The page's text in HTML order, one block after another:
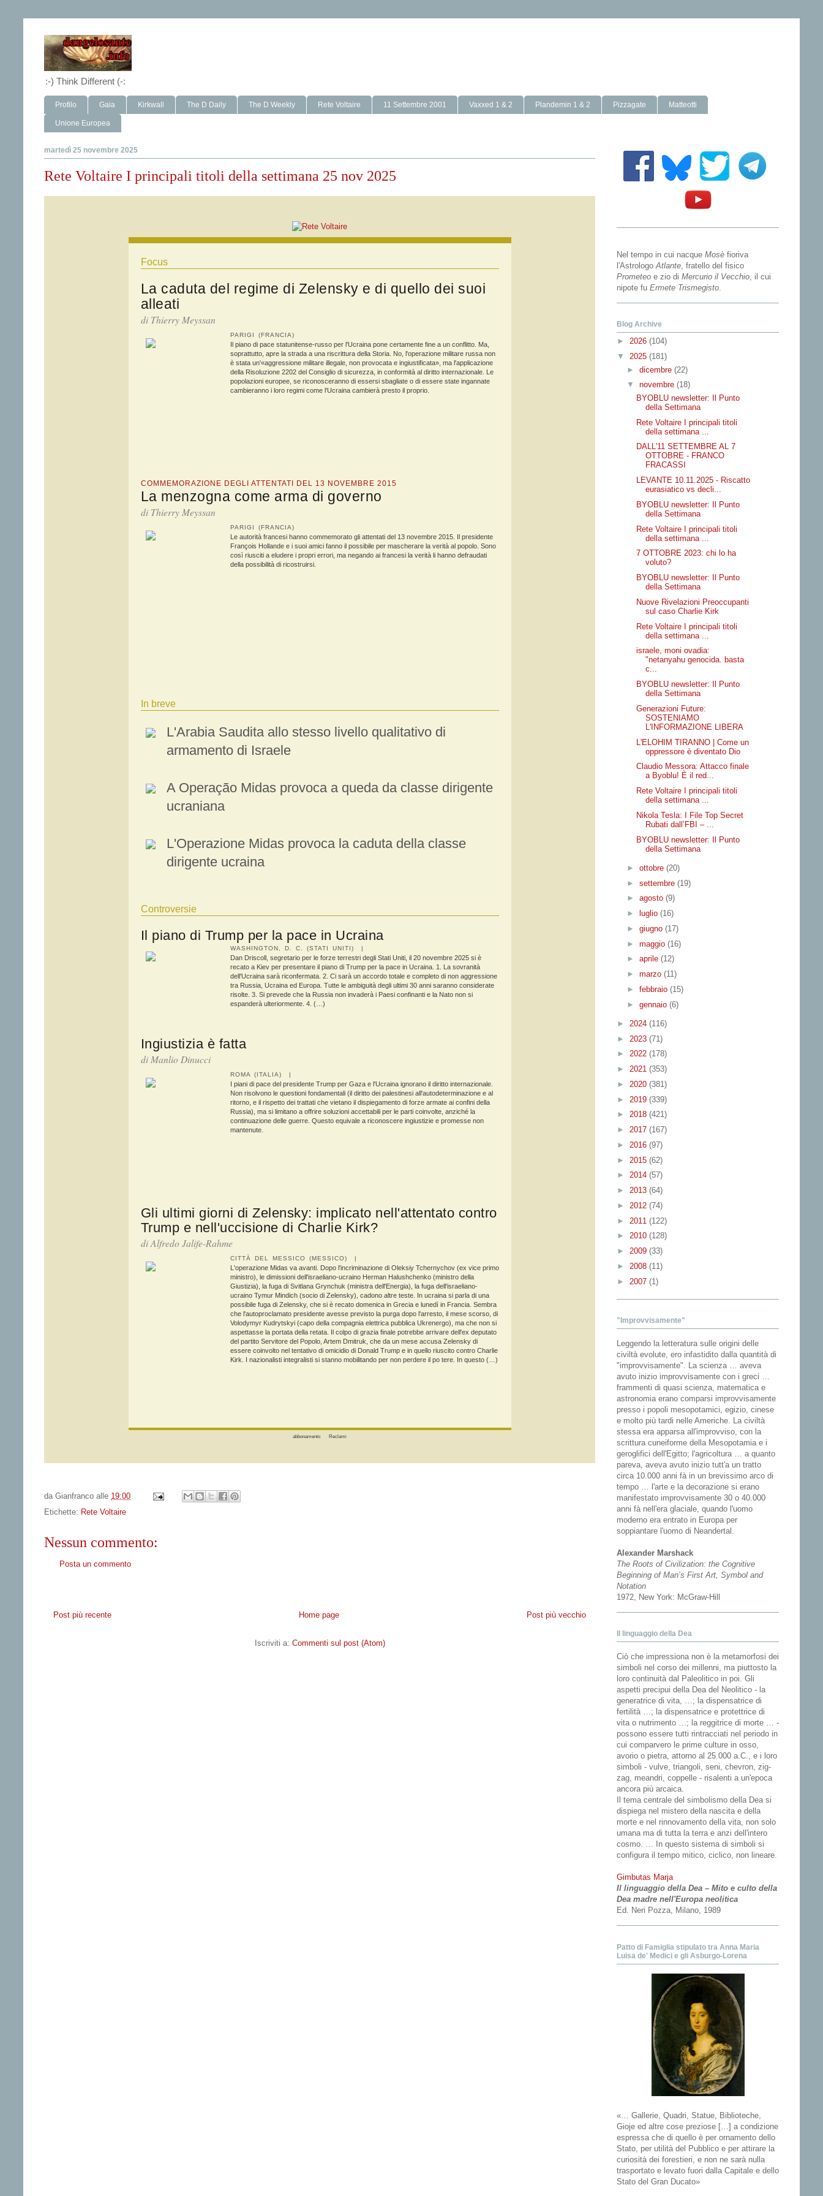
:-) Think Different (-:
Profilo Gaia Kirkwall The D Daily The D Weekly Rete Voltaire 11 Settembre 2001 Vaxxed 1 & 2 Plandemin 1 & 2 Pizzagate Matteotti
Unione Europea
martedì 25 novembre 2025
Rete Voltaire I principali titoli della settimana 25 nov 2025
Focus
La caduta del regime di Zelensky e di quello dei suoi
alleati
di Thierry Meyssan
PARIGI (FRANCIA)
Il piano di pace statunitense-russo per l'Ucraina pone certamente fine a un conflitto. Ma,
soprattutto, apre la strada a una riscrittura della Storia. No, l'operazione militare russa non
è stata un'«aggressione militare illegale, non provocata e ingiustificata», ma l'applicazione
della Risoluzione 2202 del Consiglio di sicurezza, in conformità al diritto internazionale. Le
popolazioni europee, se riconosceranno di essersi sbagliate o di essere state ingannate
cambieranno i loro regimi come l'Ucraina cambierà presto il proprio.
COMMEMORAZIONE DEGLI ATTENTATI DEL 13 NOVEMBRE 2015
La menzogna come arma di governo
di Thierry Meyssan
PARIGI (FRANCIA)
Le autorità francesi hanno commemorato gli attentati del 13 novembre 2015. Il presidente
François Hollande e i suoi amici fanno il possibile per mascherare la verità al popolo. Sono
così riusciti a eludere i propri errori, ma negando ai francesi la verità li hanno defraudati
della possibilità di ricostruirsi.
In breve
L'Arabia Saudita allo stesso livello qualitativo di
armamento di Israele
A Operação Midas provoca a queda da classe dirigente
ucraniana
L'Operazione Midas provoca la caduta della classe
dirigente ucraina
Controversie
Il piano di Trump per la pace in Ucraina
WASHINGTON, D. C. (STATI UNITI) |
Dan Driscoll, segretario per le forze terrestri degli Stati Uniti, il 20 novembre 2025 si è
recato a Kiev per presentare il piano di Trump per la pace in Ucraina. 1. La sovranità
dell'Ucraina sarà riconfermata. 2. Ci sarà un accordo totale e completo di non aggressione
tra Russia, Ucraina ed Europa. Tutte le ambiguità degli ultimi 30 anni saranno considerate
risolte. 3. Si prevede che la Russia non invaderà i Paesi confinanti e la Nato non si
espanderà ulteriormente. 4. (…)
Ingiustizia è fatta
di Manlio Dinucci
ROMA (ITALIA) |
I piani di pace del presidente Trump per Gaza e l'Ucraina ignorano il diritto internazionale.
Non risolvono le questioni fondamentali (il diritto dei palestinesi all'autodeterminazione e al
ritorno, e il rispetto dei trattati che vietano il dispiegamento di forze armate ai confini della
Russia), ma si limitano a offrire soluzioni accettabili per le parti coinvolte, anziché la
continuazione delle guerre. Questo equivale a riconoscere ingiustizie e promesse non
mantenute.
Gli ultimi giorni di Zelensky: implicato nell'attentato contro
Trump e nell'uccisione di Charlie Kirk?
diAlfredo Jalife-Rahme
CITTÀ DEL MESSICO (MESSICO) |
L'operazione Midas va avanti. Dopo l'incriminazione di Oleksiy Tchernychov (ex vice primo
ministro), le dimissioni dell'israeliano-ucraino Herman Halushchenko (ministro della
Giustizia), la fuga di Svitlana Grynchuk (ministra dell'Energia), la fuga dell'israeliano-
ucraino Tymur Mindich (socio di Zelensky), cadono altre teste. In ucraina si parla di una
possibile fuga di Zelensky, che si è recato domenica in Grecia e lunedì in Francia. Sembra
che l'autoproclamato presidente avesse previsto la purga dopo l'arresto, il mese scorso, di
Volodymyr Kudrytskyi (capo della compagnia elettrica pubblica Ukrenergo), ma che non si
aspettasse la portata della retata. Il colpo di grazia finale potrebbe arrivare dell'ex deputato
del partito Servitore del Popolo, Artem Dmitruk, che da un mese accusa Zelensky di
essere coinvolto nel tentativo di omicidio di Donald Trump e in quello riuscito contro Charlie
Kirk. I nazionalisti integralisti si stanno mobilitando per non perdere il po tere. In questo (…)
abbonamento Reclami
da Gianfranco alle 19:00
Etichette: Rete Voltaire
Nessun commento:
Posta un commento
Post più recente Post più vecchio
Home page
Iscriviti a: Commenti sul post (Atom)
Nel tempo in cui nacque Mosè fioriva
l'Astrologo Atlante , fratello del fisico
Prometeo e zio di Mercurio il Vecchio , il cui
nipote fu Ermete Trismegisto
Blog Archive
► 2026 (104)
▼ 2025 (181)
► dicembre (22)
▼ novembre (18)
BYOBLU newsletter: Il Punto
della Settimana
Rete Voltaire I principali titoli
della settimana ...
DALL'11 SETTEMBRE AL 7
OTTOBRE - FRANCO
FRACASSI
LEVANTE 10.11.2025 - Riscatto
eurasiatico vs decli...
BYOBLU newsletter: Il Punto
della Settimana
Rete Voltaire I principali titoli
della settimana ...
7 OTTOBRE 2023: chi lo ha
voluto?
BYOBLU newsletter: Il Punto
della Settimana
Nuove Rivelazioni Preoccupanti
sul caso Charlie Kirk
Rete Voltaire I principali titoli
della settimana ...
israele, moni ovadia:
"netanyahu genocida. basta
c...
BYOBLU newsletter: Il Punto
della Settimana
Generazioni Future:
SOSTENIAMO
L'INFORMAZIONE LIBERA
L'ELOHIM TIRANNO | Come un
oppressore è diventato Dio
Claudio Messora: Attacco finale
a Byoblu! È il red...
Rete Voltaire I principali titoli
della settimana ...
Nikola Tesla: I File Top Secret
Rubati dall’FBI – ...
BYOBLU newsletter: Il Punto
della Settimana
► ottobre (20)
► settembre (19)
► agosto (9)
►
luglio (16)
► giugno (17)
► maggio (16)
► aprile (12)
► marzo (11)
► febbraio (15)
► gennaio (6)
► 2024 (116)
► 2023 (71)
► 2022 (178)
► 2021 (353)
► 2020 (381)
► 2019 (339)
► 2018 (421)
► 2017 (167)
► 2016 (97)
► 2015 (62)
► 2014 (57)
► 2013 (64)
► 2012 (74)
► 2011 (122)
► 2010 (128)
► 2009 (33)
► 2008 (11)
► 2007 (1)
"Improvvisamente"
Leggendo la letteratura sulle origini delle
civiltà evolute, ero infastidito dalla quantità di
"improvvisamente". La scienza … aveva
avuto inizio improvvisamente con i greci …
frammenti di quasi scienza, matematica e
astronomia erano comparsi improvvisamente
presso i popoli mesopotamici, egizio, cinese
e molto più tardi nelle Americhe. La civiltà
stessa era apparsa all'improvviso, con la
scrittura cuneiforme della Mesopotamia e i
geroglifici dell'Egitto; l'agricoltura … a quanto
pareva, aveva avuto inizio tutt'a un tratto
circa 10.000 anni fà in un brevissimo arco di
tempo … l'arte e la decorazione si erano
manifestato improvvisamente 30 o 40.000
anni fà nell'era glaciale, quando l'uomo
moderno era entrato in Europa per
soppiantare l'uomo di Neandertal.
Alexander Marshack
The Roots of Civilization: the Cognitive
Beginning of Man’s First Art, Symbol and
Notation
1972, New York: McGraw-Hill
Il linguaggio della Dea
Ciò che impressiona non è la metamorfosi dei
simboli nel corso dei millenni, ma piuttosto la
loro continuità dal Paleolitico in poi. Gli
aspetti precipui della Dea del Neolitico - la
generatrice di vita, …; la dispensatrice di
fertilità …; la dispensatrice e protettrice di
vita o nutrimento …; la reggitrice di morte … -
possono essere tutti rintracciati nel periodo in
cui comparvero le prime culture in osso,
avorio o pietra, attorno al 25.000 a.C., e i loro
simboli - vulve, triangoli, seni, chevron, zig-
zag, meandri, coppelle - risalenti a un'epoca
ancora più arcaica.
Il tema centrale del simbolismo della Dea si
dispiega nel mistero della nascita e della
morte e nel rinnovamento della vita, non solo
umana ma di tutta la terra e anzi dell'intero
cosmo. … In questo sistema di simboli si
configura il tempo mitico, ciclico, non lineare.
Gimbutas Marja
Il linguaggio della Dea – Mito e culto della
Dea madre nell'Europa neolitica
Ed. Neri Pozza, Milano, 1989
Patto di Famiglia stipulato tra Anna Maria
Luisa de' Medici e gli Asburgo-Lorena
«… Gallerie, Quadri, Statue, Biblioteche,
Gioje ed altre cose preziose […] a condizione
espressa che di quello è per ornamento dello
Stato, per utilità del Pubblico e per attirare la
curiosità dei forestieri, e non ne sarà nulla
trasportato e levato fuori dalla Capitale e dello
Stato del Gran Ducato»